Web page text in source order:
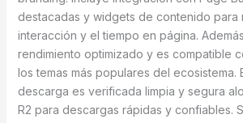
destacadas y widgets de contenido para
interacción y el tiempo en página.
rendimiento optimizado y es compatible
los temas más populares del ecosistema.
descarga es verificada limpia y segura
R2 para descargas rápidas y confiables.